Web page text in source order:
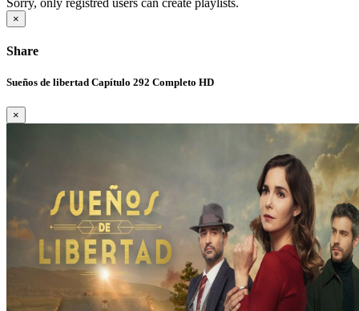
×
Share
Sueños de libertad Capítulo 292 Completo HD
×